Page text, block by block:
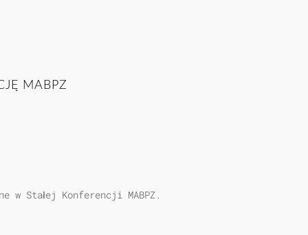
MABPZ
Stałej Konferencji MABPZ.